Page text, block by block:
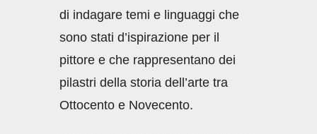
di indagare temi e linguaggi che
sono stati d’ispirazione per il
pittore e che rappresentano dei
pilastri della storia dell’arte tra
Ottocento e Novecento.